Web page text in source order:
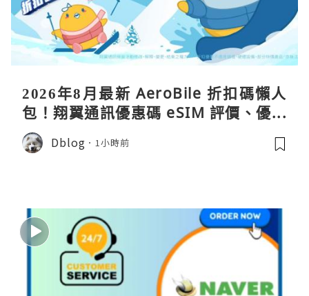
2026年8月最新 AeroBile 折扣碼懶人
包！翔翼通訊優惠碼 eSIM 評價、優缺
點、蝴蝶wifi機教學完整整理
Dblog 1小時前